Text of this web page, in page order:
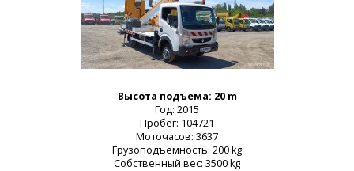
Высота подъема: 20 m
Год: 2015
Пробег: 104721
Моточасов: 3637
Грузоподъемность: 200 kg
Собственный вес: 3500 kg